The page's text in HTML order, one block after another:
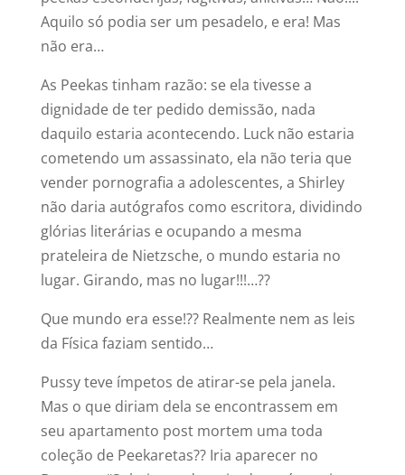
Aquilo só podia ser um pesadelo, e era! Mas
não era…
As Peekas tinham razão: se ela tivesse a
dignidade de ter pedido demissão, nada
daquilo estaria acontecendo. Luck não estaria
cometendo um assassinato, ela não teria que
vender pornografia a adolescentes, a Shirley
não daria autógrafos como escritora, dividindo
glórias literárias e ocupando a mesma
prateleira de Nietzsche, o mundo estaria no
lugar. Girando, mas no lugar!!!…??
Que mundo era esse!?? Realmente nem as leis
da Física faziam sentido…
Pussy teve ímpetos de atirar-se pela janela.
Mas o que diriam dela se encontrassem em
seu apartamento post mortem uma toda
coleção de Peekaretas?? Iria aparecer no